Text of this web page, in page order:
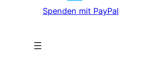
Spenden mit PayPal